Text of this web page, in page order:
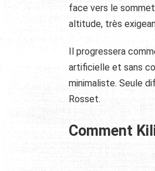
face vers le
altitude, très
Il progressera
artificielle et sans
minimaliste. Seule
Rosset.
Comment